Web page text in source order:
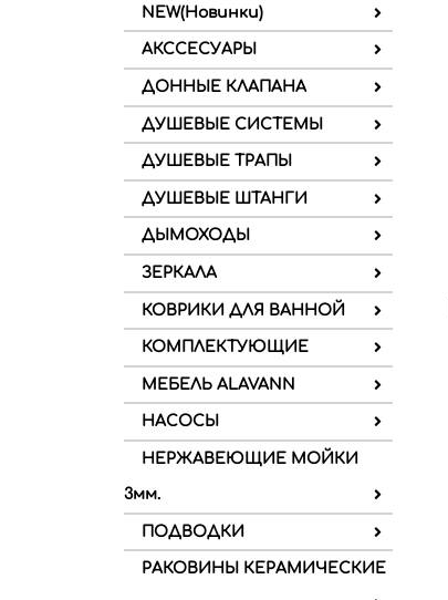
NEW(Новинки)
АКССЕСУАРЫ
ДОННЫЕ КЛАПАНА
ДУШЕВЫЕ СИСТЕМЫ
ДУШЕВЫЕ ТРАПЫ
ДУШЕВЫЕ ШТАНГИ
ДЫМОХОДЫ
ЗЕРКАЛА
КОВРИКИ ДЛЯ ВАННОЙ
КОМПЛЕКТУЮЩИЕ
МЕБЕЛЬ ALAVANN
НАСОСЫ
НЕРЖАВЕЮЩИЕ МОЙКИ
3мм.
ПОДВОДКИ
РАКОВИНЫ КЕРАМИЧЕСКИЕ